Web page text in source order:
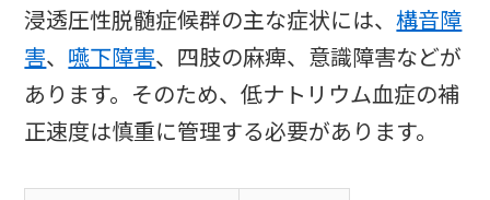
浸透圧性脱髄症候群の主な症状には、構音障
害、 嚥下障害、四肢の麻痺、意識障害などが
あります。そのため、低ナトリウム血症の補
正速度は慎重に管理する必要があります。